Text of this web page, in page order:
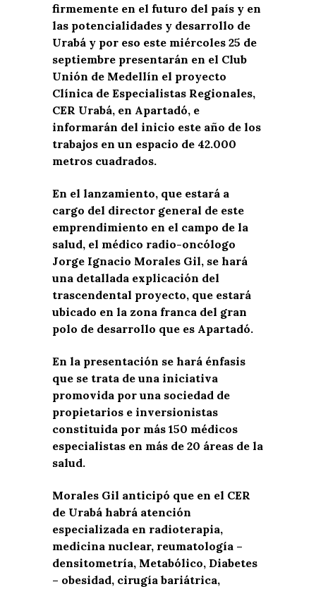
firmemente en el futuro del país y en
las potencialidades y desarrollo de
Urabá y por eso este miércoles 25 de
septiembre presentarán en el Club
Unión de Medellín el proyecto
Clínica de Especialistas Regionales,
CER Urabá, en Apartadó, e
informarán del inicio este año de los
trabajos en un espacio de 42.000
metros cuadrados.
En el lanzamiento, que estará a
cargo del director general de este
emprendimiento en el campo de la
salud, el médico radio-oncólogo
Jorge Ignacio Morales Gil, se hará
una detallada explicación del
trascendental proyecto, que estará
ubicado en la zona franca del gran
polo de desarrollo que es Apartadó.
En la presentación se hará énfasis
que se trata de una iniciativa
promovida por una sociedad de
propietarios e inversionistas
constituida por más 150 médicos
especialistas en más de 20 áreas de la
salud.
Morales Gil anticipó que en el CER
de Urabá habrá atención
especializada en radioterapia,
medicina nuclear, reumatología –
densitometría, Metabólico, Diabetes
– obesidad, cirugía bariátrica,